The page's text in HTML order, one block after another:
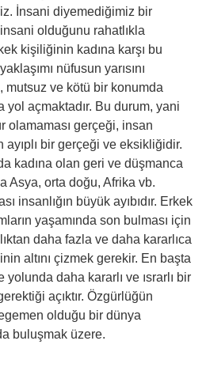
İnsani diyemediğimiz bir
olduğunu rahatlıkla
kişiliğinin kadına karşı bu
nüfusun yarısını
mutsuz ve kötü bir konumda
yol açmaktadır. Bu durum, yani
olamaması gerçeği, insan
bir gerçeği ve eksikliğidir.
kadına olan geri ve düşmanca
Asya, orta doğu, Afrika vb.
insanlığın büyük ayıbıdır. Erkek
yaşamında son bulması için
daha fazla ve daha kararlıca
altını çizmek gerekir. En başta
yolunda daha kararlı ve ısrarlı bir
açıktır. Özgürlüğün
olduğu bir dünya
buluşmak üzere.